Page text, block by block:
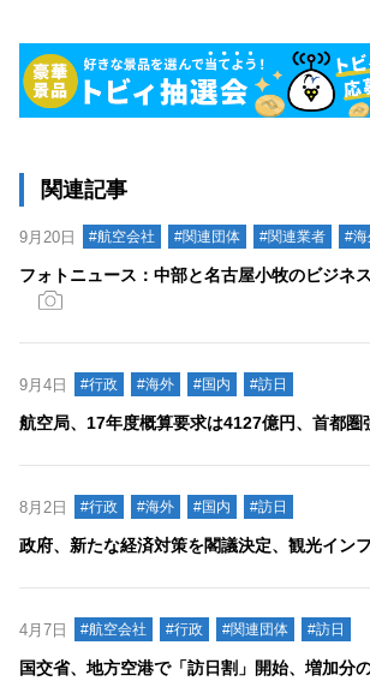
関連記事
9月20日 #航空会社 #関連団体 #関連業者 #海
フォトニュース：中部と名古屋小牧のビジネ
9月4日 #行政 #海外 #国内 #訪日
航空局、17年度概算要求は4127億円、首都圏
8月2日 #行政 #海外 #国内 #訪日
政府、新たな経済対策を閣議決定、観光イン
4月7日 #航空会社 #行政 #関連団体 #訪日
国交省、地方空港で「訪日割」開始、増加分